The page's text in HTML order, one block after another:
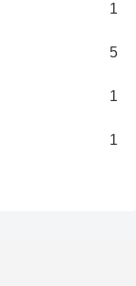
1
5
1
1